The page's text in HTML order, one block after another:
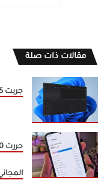
مقالات ذات صلة
جربت 5 بدائل مجانية لـ Premiere Pro وهذا ما اعتمدته